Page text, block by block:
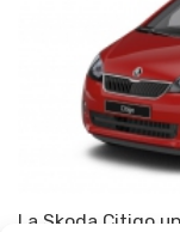
La Skoda Citigo